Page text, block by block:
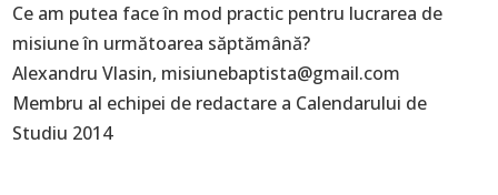
Ce am putea face în mod practic pentru lucrarea de
misiune în următoarea săptămână?
Alexandru Vlasin, misiunebaptista@gmail.com
Membru al echipei de redactare a Calendarului de
Studiu 2014